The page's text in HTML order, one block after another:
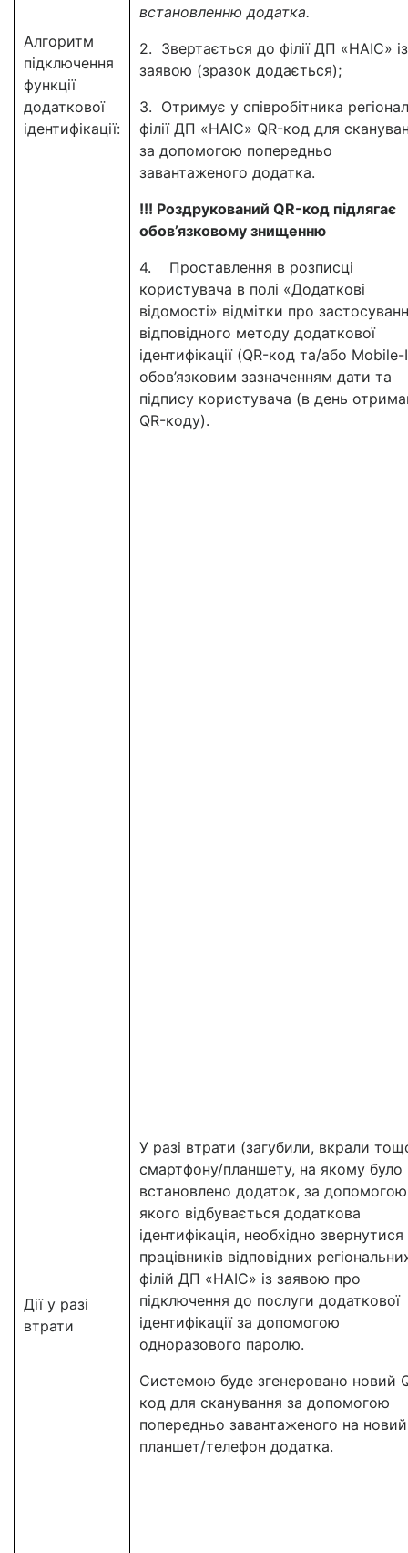
Алгоритм
підключення
функції
додаткової
ідентифікації:
встановленню додатка.
2. Звертається до філії ДП «НАІС» із
заявою (зразок додається);
3. Отримує у співробітника
філії ДП «НАІС» QR-код для
за допомогою попередньо
завантаженого додатка.
!!! Роздрукований QR-код підлягає
обов’язковому знищенню
4. Проставлення в розписці
користувача в полі «Додаткові
відомості» відмітки про
відповідного методу додаткової
ідентифікації (QR-код та/або
обов’язковим зазначенням дати та
підпису користувача (в день
QR-коду).
Дії у разі
втрати
У разі втрати (загубили, вкрали
смартфону/планшету, на якому було
встановлено додаток, за допомогою
якого відбувається додаткова
ідентифікація, необхідно
працівників відповідних
філій ДП «НАІС» із заявою про
підключення до послуги додаткової
ідентифікації за допомогою
одноразового паролю.
Системою буде згенеровано новий
код для сканування за допомогою
попередньо завантаженого на новий
планшет/телефон додатка.